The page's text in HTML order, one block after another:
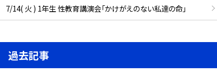
7/14( 火 ) 1年生 性教育講演会「かけがえのない私達の命」
過去記事